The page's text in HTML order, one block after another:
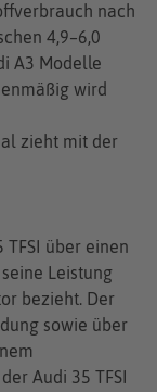
nach
4,9–6,0
A3 Modelle
wird
zieht mit der
über einen
Leistung
bezieht. Der
sowie über
Audi 35 TFSI